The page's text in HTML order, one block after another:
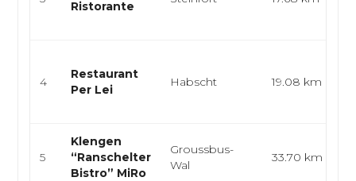
Ristorante
4
Restaurant
Per Lei
Habscht 19.08 km
5
Klengen
“Ranschelter
Bistro” MiRo
Groussbus-
Wal
33.70 km